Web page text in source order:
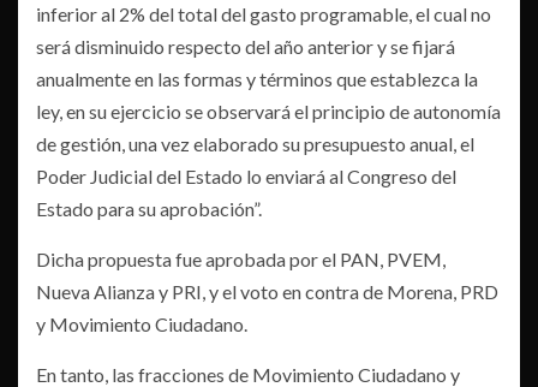
inferior al 2% del total del gasto programable, el cual no
será disminuido respecto del año anterior y se fijará
anualmente en las formas y términos que establezca la
ley, en su ejercicio se observará el principio de autonomía
de gestión, una vez elaborado su presupuesto anual, el
Poder Judicial del Estado lo enviará al Congreso del
Estado para su aprobación”.
Dicha propuesta fue aprobada por el PAN, PVEM,
Nueva Alianza y PRI, y el voto en contra de Morena, PRD
y Movimiento Ciudadano.
En tanto, las fracciones de Movimiento Ciudadano y